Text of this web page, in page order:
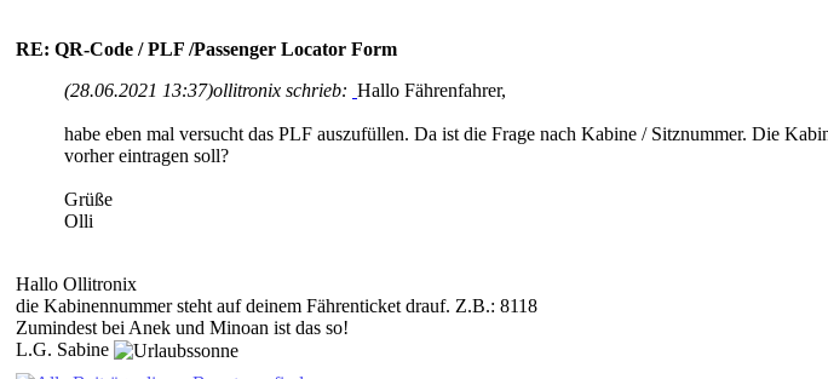
RE: QR-Code / PLF /Passenger Locator Form
(28.06.2021 13:37)ollitronix schrieb: Hallo Fährenfahrer,
habe eben mal versucht das PLF auszufüllen. Da ist die Frage nach Kabine / Sitznummer. Die
vorher eintragen soll?
Grüße
Olli
Hallo Ollitronix
die Kabinennummer steht auf deinem Fährenticket drauf. Z.B.: 8118
Zumindest bei Anek und Minoan ist das so!
L.G. Sabine